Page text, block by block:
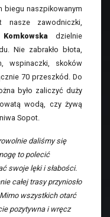
biegu naszpikowanym
nasze zawodniczki,
dzielnie
Nie zabrakło błota,
wspinaczki, skoków
70 przeszkód. Do
było zaliczyć duży
wodą, czy żywą
Sopot.
daliśmy się
to polecić
swoje lęki i słabości.
całej trasy przyniosło
wszystkich otarć
pozytywna i wręcz